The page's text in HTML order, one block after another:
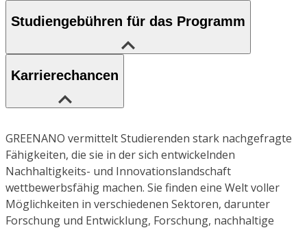
Studiengebühren für das Programm
Karrierechancen
GREENANO vermittelt Studierenden stark nachgefragte
Fähigkeiten, die sie in der sich entwickelnden
Nachhaltigkeits- und Innovationslandschaft
wettbewerbsfähig machen. Sie finden eine Welt voller
Möglichkeiten in verschiedenen Sektoren, darunter
Forschung und Entwicklung, Forschung, nachhaltige